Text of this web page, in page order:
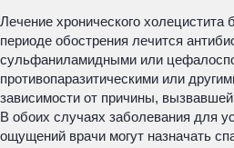
Лечение хронического холецистита
периоде обострения лечится
сульфаниламидными или
противопаразитическими или
зависимости от причины,
В обоих случаях заболевания для
ощущений врачи могут назначать